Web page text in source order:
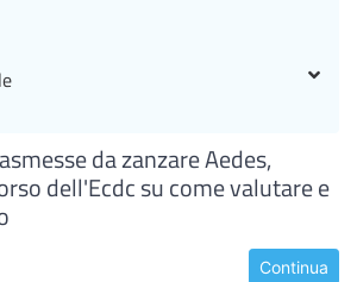
da zanzare Aedes,
dell'Ecdc su come valutare e
Continua